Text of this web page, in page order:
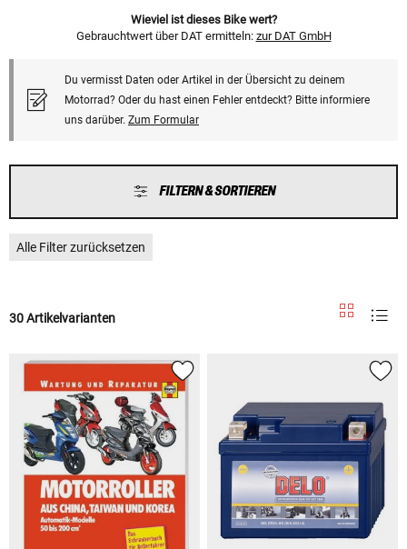
Wieviel ist dieses Bike wert?
Gebrauchtwert über DAT ermitteln: zur DAT GmbH
Du vermisst Daten oder Artikel in der Übersicht zu deinem
Motorrad? Oder du hast einen Fehler entdeckt? Bitte informiere
uns darüber. Zum Formular
FILTERN & SORTIEREN
Alle Filter zurücksetzen
30 Artikelvarianten